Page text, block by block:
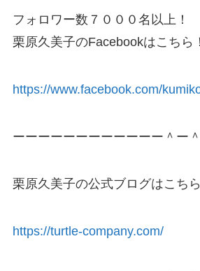
フォロワー数７０００名以上！
栗原久美子のFacebookはこちら！
https://www.facebook.com/
ーーーーーーーーーーーー＾ー
栗原久美子の公式ブログはこちら
https://turtle-company.com/